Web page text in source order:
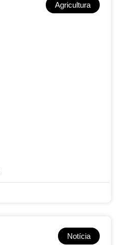
Agricultura
Notícia